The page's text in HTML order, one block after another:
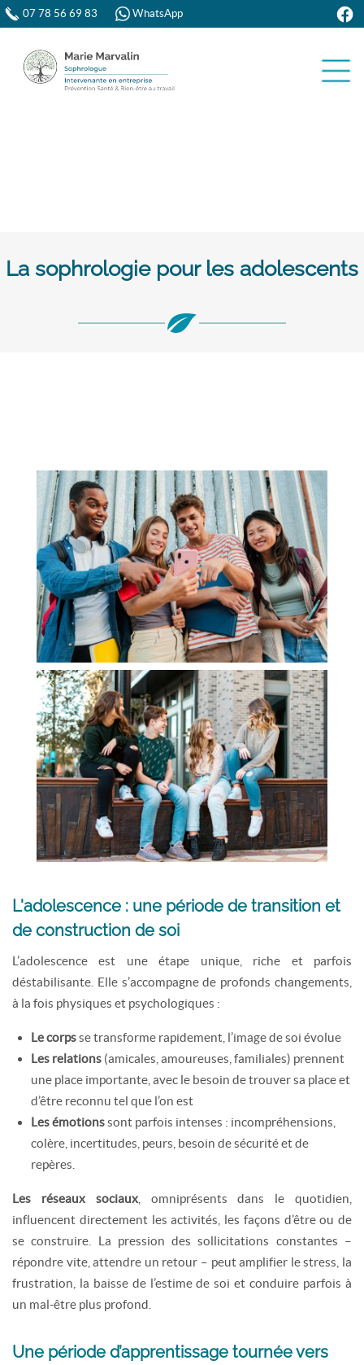
07 78 56 69 83 WhatsApp
La sophrologie pour les adolescents
L'adolescence : une période de transition et
de construction de soi
L’adolescence est une étape unique, riche et parfois
déstabilisante. Elle s’accompagne de profonds changements,
à la fois physiques et psychologiques :
Le corpsse transforme rapidement, l’image de soi évolue
Les relations(amicales, amoureuses, familiales) prennent
une place importante, avec le besoin de trouver sa place et
d’être reconnu tel que l’on est
Les émotionssont parfois intenses : incompréhensions,
colère, incertitudes, peurs, besoin de sécurité et de
repères.
Les réseaux sociaux, omniprésents dans le quotidien,
influencent directement les activités, les façons d’être ou de
se construire. La pression des sollicitations constantes –
répondre vite, attendre un retour – peut amplifier le stress, la
frustration, la baisse de l’estime de soi et conduire parfois à
un mal-être plus profond.
Une période d’apprentissage tournée vers